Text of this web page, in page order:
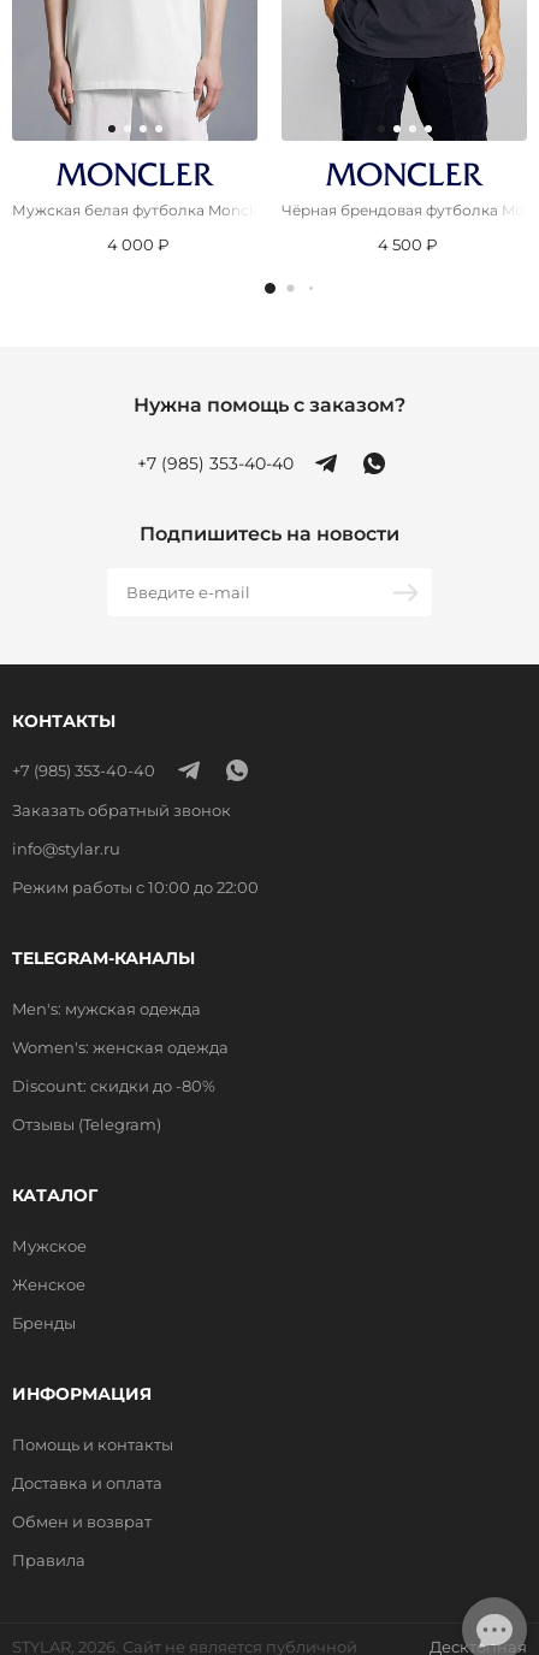
Мужская белая футболка Moncler Dragon patch
4 000 ₽
Чёрная брендовая футболка
4 500 ₽
Нужна помощь с заказом?
+7 (985) 353-40-40
Подпишитесь на новости
КОНТАКТЫ
+7 (985) 353-40-40
Заказать обратный звонок
info@stylar.ru
Режим работы с 10:00 до 22:00
TELEGRAM-КАНАЛЫ
Men's: мужская одежда
Women's: женская одежда
Discount: скидки до -80%
Отзывы (Telegram)
КАТАЛОГ
Мужское
Женское
Бренды
ИНФОРМАЦИЯ
Помощь и контакты
Доставка и оплата
Обмен и возврат
Правила
STYLAR, 2026. Сайт не является публичной
Десктопная